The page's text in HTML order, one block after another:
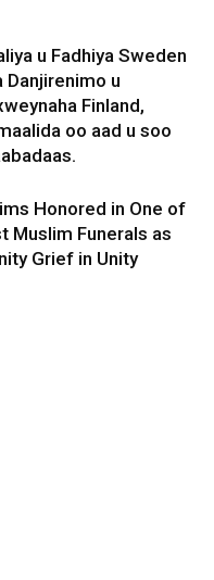
u Fadhiya Sweden
Danjirenimo u
Finland,
oo aad u soo
Honored in One of
Muslim Funerals as
Grief in Unity